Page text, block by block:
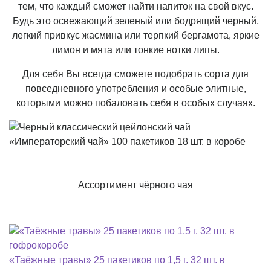
тем, что каждый сможет найти напиток на свой вкус.
Будь это освежающий зеленый или бодрящий черный,
легкий привкус жасмина или терпкий бергамота, яркие
лимон и мята или тонкие нотки липы.
Для себя Вы всегда сможете подобрать сорта для
повседневного употребления и особые элитные,
которыми можно побаловать себя в особых случаях.
Ассортимент чёрного чая
«Таёжные травы» 25 пакетиков по 1,5 г. 32 шт. в